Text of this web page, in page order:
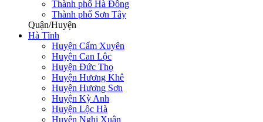
Thành phố Hà Đông
Thành phố Sơn Tây
Quận/Huyện
Hà Tĩnh
Huyện Cẩm Xuyên
Huyện Can Lộc
Huyện Đức Thọ
Huyện Hương Khê
Huyện Hương Sơn
Huyện Kỳ Anh
Huyện Lộc Hà
Huyện Nghi Xuân